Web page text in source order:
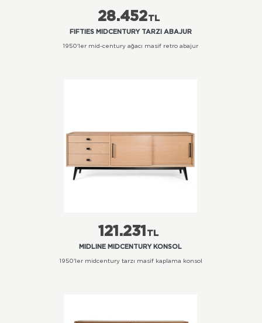
28.452TL
FIFTIES MIDCENTURY TARZI ABAJUR
1950'ler mid-century ağacı masif retro abajur
121.231TL
MIDLINE MIDCENTURY KONSOL
1950'ler midcentury tarzı masif kaplama konsol